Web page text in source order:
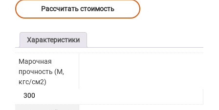
Рассчитать стоимость
Характеристики
Марочная
прочность (М,
кгс/см2)
300